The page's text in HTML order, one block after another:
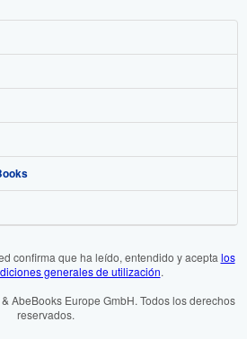
afiliados
confirma que ha leído, entendido y acepta los
generales de utilización.
AbeBooks Europe GmbH. Todos los derechos
reservados.